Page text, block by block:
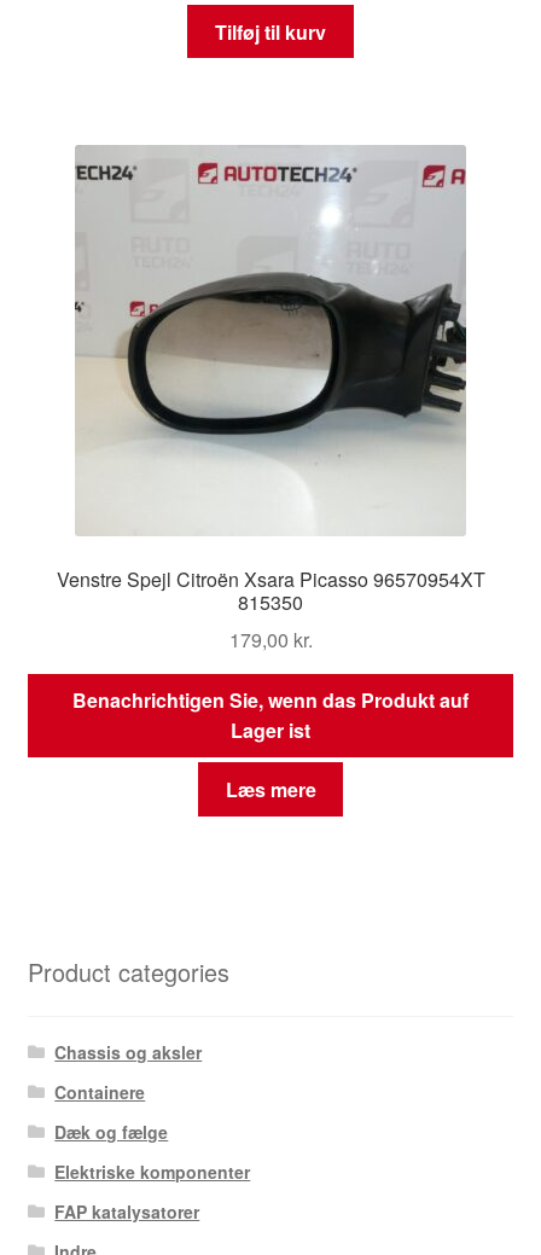
Tilføj til kurv
Venstre Spejl Citroën Xsara Picasso 96570954XT
815350
179,00 kr.
Benachrichtigen Sie, wenn das Produkt auf
Lager ist
Læs mere
Product categories
Chassis og aksler
Containere
Dæk og fælge
Elektriske komponenter
FAP katalysatorer